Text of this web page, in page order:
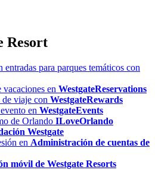
Resort
entradas para parques temáticos con
vacaciones en WestgateReservations
viaje con WestgateRewards
en WestgateEvents
de Orlando ILoveOrlando
Westgate
en Administración de cuentas de
móvil de Westgate Resorts